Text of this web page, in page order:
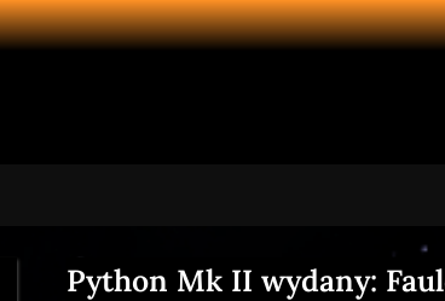
Python Mk II wydany: